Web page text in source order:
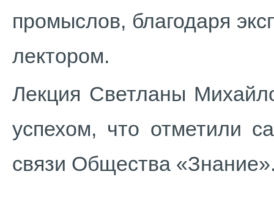
промыслов, благодаря
лектором.
Лекция Светланы
успехом, что отметили
связи Общества